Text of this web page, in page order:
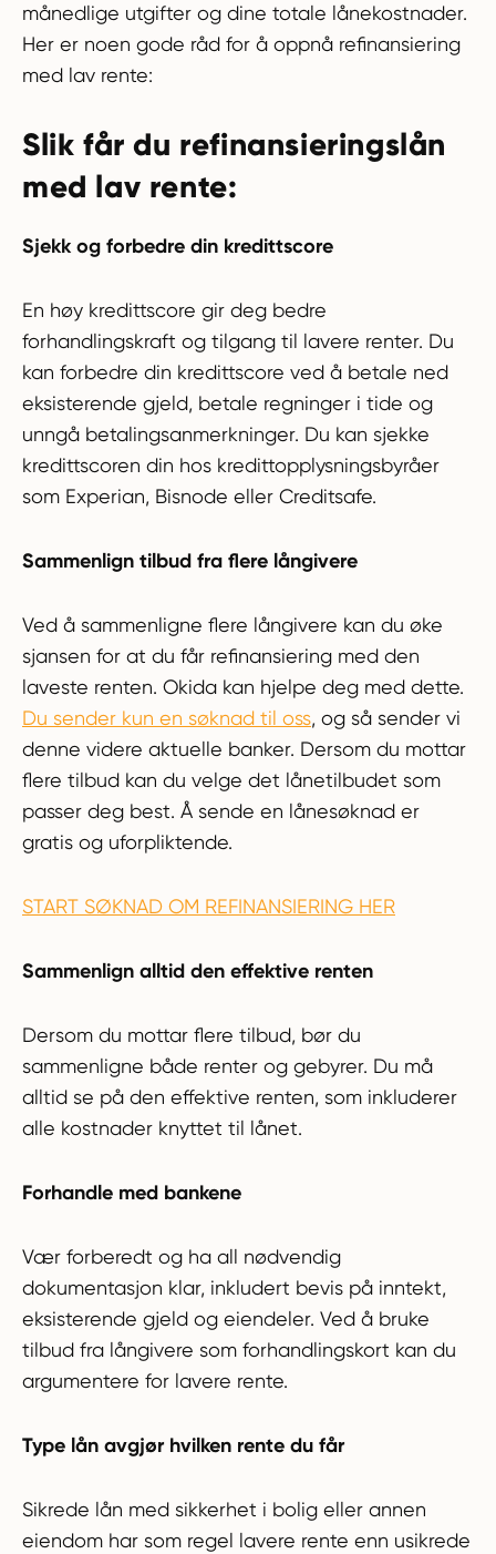
månedlige utgifter og dine totale lånekostnader.
Her er noen gode råd for å oppnå refinansiering
med lav rente:
Slik får du refinansieringslån
med lav rente:
Sjekk og forbedre din kredittscore
En høy kredittscore gir deg bedre
forhandlingskraft og tilgang til lavere renter. Du
kan forbedre din kredittscore ved å betale ned
eksisterende gjeld, betale regninger i tide og
unngå betalingsanmerkninger. Du kan sjekke
kredittscoren din hos kredittopplysningsbyråer
som Experian, Bisnode eller Creditsafe.
Sammenlign tilbud fra flere långivere
Ved å sammenligne flere långivere kan du øke
sjansen for at du får refinansiering med den
laveste renten. Okida kan hjelpe deg med dette.
Du sender kun en søknad til oss, og så sender vi
denne videre aktuelle banker. Dersom du mottar
flere tilbud kan du velge det lånetilbudet som
passer deg best. Å sende en lånesøknad er
gratis og uforpliktende.
START SØKNAD OM REFINANSIERING HER
Sammenlign alltid den effektive renten
Dersom du mottar flere tilbud, bør du
sammenligne både renter og gebyrer. Du må
alltid se på den effektive renten, som inkluderer
alle kostnader knyttet til lånet.
Forhandle med bankene
Vær forberedt og ha all nødvendig
dokumentasjon klar, inkludert bevis på inntekt,
eksisterende gjeld og eiendeler. Ved å bruke
tilbud fra långivere som forhandlingskort kan du
argumentere for lavere rente.
Type lån avgjør hvilken rente du får
Sikrede lån med sikkerhet i bolig eller annen
eiendom har som regel lavere rente enn usikrede